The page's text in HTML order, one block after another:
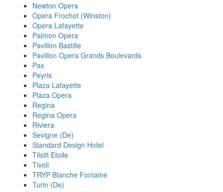
Newton Opera
Opera Frochot (Winston)
Opera Lafayette
Palmon Opera
Pavillon Bastille
Pavillon Opera Grands Boulevards
Pax
Peyris
Plaza Lafayette
Plaza Opera
Regina
Regina Opera
Riviera
Sevigne (De)
Standard Design Hotel
Tilsitt Etoile
Tivoli
TRYP Blanche Fontaine
Turin (De)